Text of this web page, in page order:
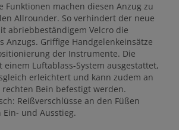
Funktionen machen diesen Anzug zu
Allrounder. So verhindert der neue
abriebbeständigem Velcro die
Anzugs. Griffige Handgelenkeinsätze
der Instrumente. Die
einem Luftablass-System ausgestattet,
erleichtert und kann zudem an
rechten Bein befestigt werden.
Reißverschlüsse an den Füßen
und Ausstieg.